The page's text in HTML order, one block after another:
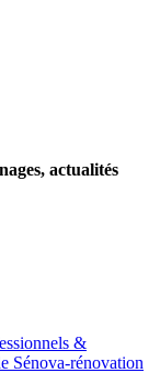
actualités
&
Sénova-rénovation